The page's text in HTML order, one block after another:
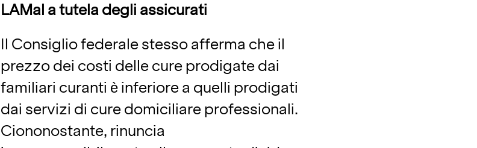
LAMal a tutela degli assicurati
Il Consiglio federale stesso afferma che il
prezzo dei costi delle cure prodigate dai
familiari curanti è inferiore a quelli prodigati
dai servizi di cure domiciliare professionali.
Ciononostante, rinuncia